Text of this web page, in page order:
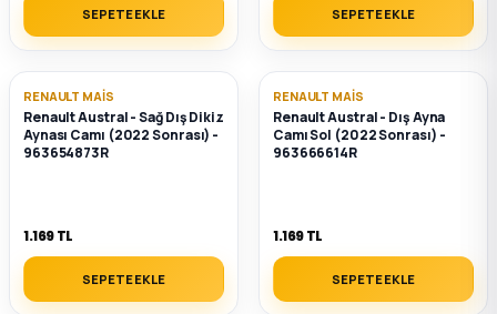
SEPETE EKLE SEPETE EKLE
RENAULT MAIS
Renault Austral - Sağ Dış Dikiz
Aynası Camı (2022 Sonrası) -
963654873R
1.169 TL
SEPETE EKLE
RENAULT MAIS
Renault Austral - Dış Ayna
Camı Sol (2022 Sonrası) -
963666614R
1.169 TL
SEPETE EKLE